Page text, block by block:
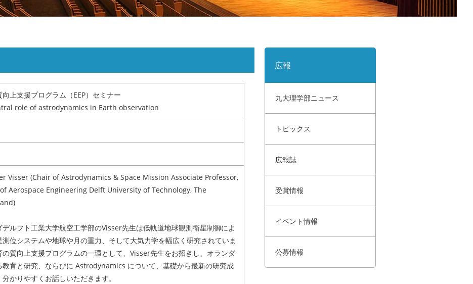
サイトポリシー
上支援プログラム（EEP）セミナー
role of astrodynamics in Earth observation
Visser (Chair of Astrodynamics & Space Mission Associate Professor,
Aerospace Engineering Delft University of Technology, The
デルフト工業大学航空工学部のVisser先生は低軌道地球観測衛星制御によ
測位システムや地球や月の重力、そして大気力学を幅広く研究されていま
の質向上支援プログラムの一環として、Visser先生をお招きし、オランダ
教育と研究、ならびに Astrodynamics について、基礎から最新の研究成
かりやすくお話しいただきます。
広報
九大理学部ニュース
トピックス
広報誌
受賞情報
イベント情報
公募情報